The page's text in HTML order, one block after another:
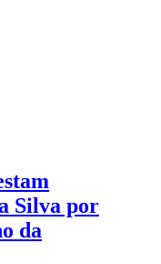
Silva por
da